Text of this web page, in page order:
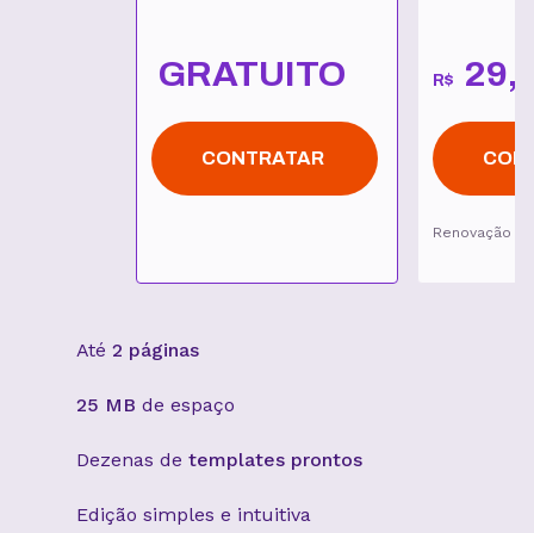
GRATUITO
CONTRATAR
R$ 29,
Renovação
Até 2 páginas
25 MB de espaço
Dezenas de templates prontos
Edição simples e intuitiva